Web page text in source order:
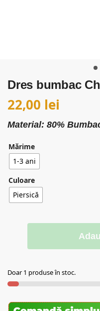
Dres bumbac
22,00 lei
Material: 80%
Mărime
1-3 ani
Culoare
Piersică
Doar 1 produse în stoc.